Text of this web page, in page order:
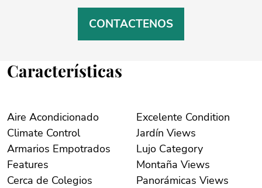
CONTACTENOS
Características
Aire Acondicionado
Climate Control
Armarios Empotrados
Features
Cerca de Colegios
Excelente Condition
Jardín Views
Lujo Category
Montaña Views
Panorámicas Views